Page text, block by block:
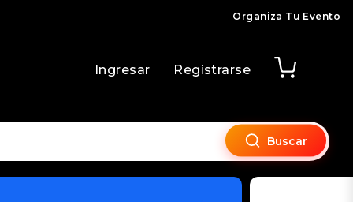
Organiza Tu Evento
Ingresar Registrarse
Buscar